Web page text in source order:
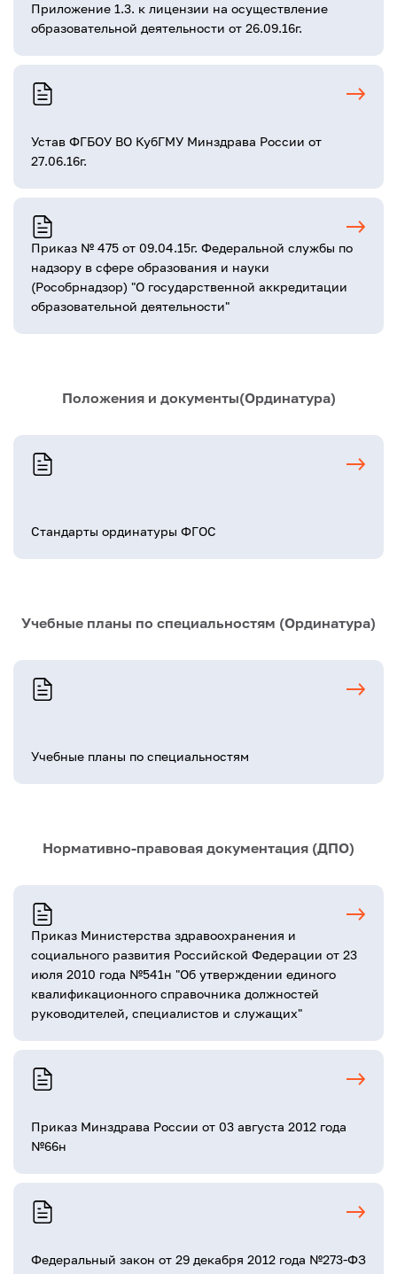
Приложение 1.3. к лицензии на осуществление
образовательной деятельности от 26.09.16г.
Устав ФГБОУ ВО КубГМУ Минздрава России от
27.06.16г.
Приказ № 475 от 09.04.15г. Федеральной службы по
надзору в сфере образования и науки
(Рособрнадзор) "О государственной аккредитации
образовательной деятельности"
Положения и документы(Ординатура)
Стандарты ординатуры ФГОС
Учебные планы по специальностям (Ординатура)
Учебные планы по специальностям
Нормативно-правовая документация (ДПО)
Приказ Министерства здравоохранения и
социального развития Российской Федерации от 23
июля 2010 года №541н "Об утверждении единого
квалификационного справочника должностей
руководителей, специалистов и служащих"
Приказ Минздрава России от 03 августа 2012 года
№66н
Федеральный закон от 29 декабря 2012 года №273-ФЗ